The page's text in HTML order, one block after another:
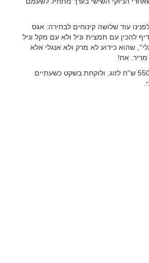
עוד שלושה קינוחים לבחירה: אגס
להכין עם תמצית וניל ולא עם מקל וניל
שהוא כידוע לא מרק ולא אנגלי אלא
מריר. אח!
סעודת מלכים במתכונת הזאת, (אם כי לא בהכרח בדיוק אותן מנות), עולה 550 ש''ח לזוג, ולוקחת בשקט כשעתיים